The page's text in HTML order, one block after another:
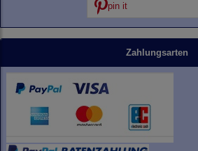
pin it
Zahlungsarten